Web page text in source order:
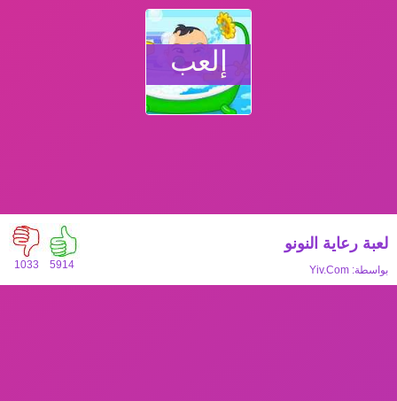
إلعب
1033 5914
لعبة رعاية النونو
بواسطة: Yiv.Com